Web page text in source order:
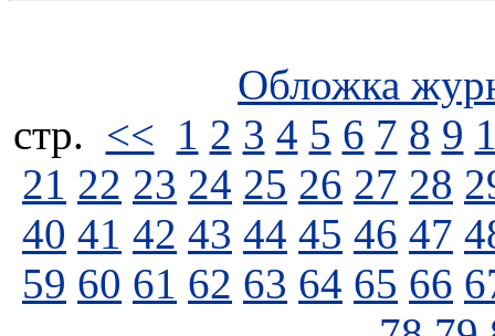
Обложка
стp. << 1 2 3 4 5 6 7 8 9
21 22 23 24 25 26 27 28
40 41 42 43 44 45 46 47
59 60 61 62 63 64 65 66